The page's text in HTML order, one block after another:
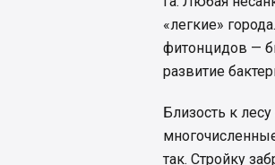
«легкие»
фитонцидов —
развитие
Близость к
так. Стройку